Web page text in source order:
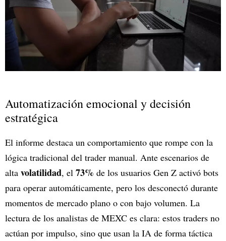
Automatización emocional y decisión
estratégica
El informe destaca un comportamiento que rompe con la
lógica tradicional del trader manual. Ante escenarios de
alta volatilidad, el 73% de los usuarios Gen Z activó bots
para operar automáticamente, pero los desconectó durante
momentos de mercado plano o con bajo volumen. La
lectura de los analistas de MEXC es clara: estos traders no
actúan por impulso, sino que usan la IA de forma táctica